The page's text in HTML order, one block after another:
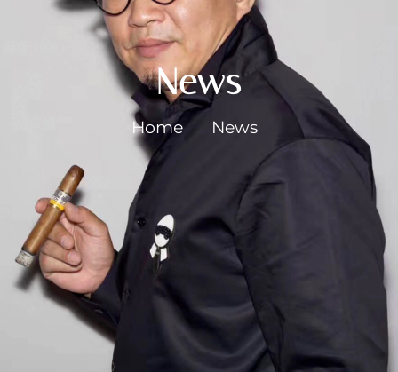
News
Home News